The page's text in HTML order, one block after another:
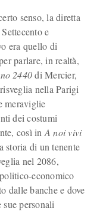
senso, la diretta
e
era quello di
parlare, in realtà,
2440di Mercier,
nella Parigi
meraviglie
dei costumi
così in A noi vivi
storia di un tenente
nel 2086,
economico
dalle banche e dove
personali